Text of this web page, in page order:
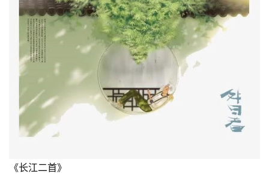
《长江二首》